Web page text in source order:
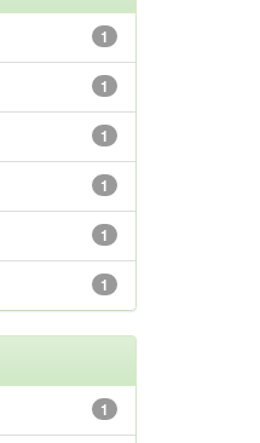
1
1
1
1
1
1
1